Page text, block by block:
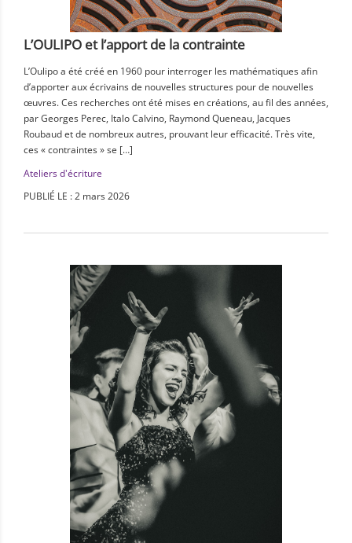
L’OULIPO et l’apport de la contrainte
L’Oulipo a été créé en 1960 pour interroger les mathématiques afin
d’apporter aux écrivains de nouvelles structures pour de nouvelles
œuvres. Ces recherches ont été mises en créations, au fil des années,
par Georges Perec, Italo Calvino, Raymond Queneau, Jacques
Roubaud et de nombreux autres, prouvant leur efficacité. Très vite,
ces « contraintes » se […]
Ateliers d'écriture
PUBLIÉ LE : 2 mars 2026